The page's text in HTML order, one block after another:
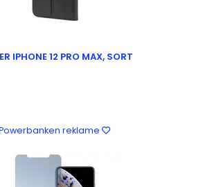
IPHONE 12 PRO MAX, SORT
reklame